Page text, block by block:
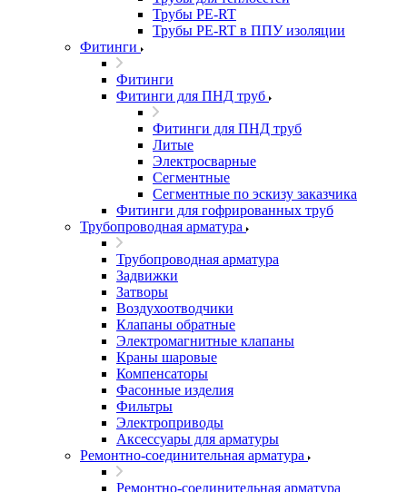
Трубы PE-RT
Трубы PE-RT в ППУ изоляции
Фитинги
Фитинги
Фитинги для ПНД труб
Фитинги для ПНД труб
Литые
Электросварные
Сегментные
Сегментные по эскизу заказчика
Фитинги для гофрированных труб
Трубопроводная арматура
Трубопроводная арматура
Задвижки
Затворы
Воздухоотводчики
Клапаны обратные
Электромагнитные клапаны
Краны шаровые
Компенсаторы
Фасонные изделия
Фильтры
Электроприводы
Аксессуары для арматуры
Ремонтно-соединительная арматура
Ремонтно-соединительная арматура